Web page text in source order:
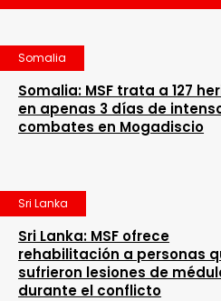
Somalia
Somalia: MSF trata a 127
en apenas 3 días de
combates en Mogadiscio
Sri Lanka
Sri Lanka: MSF ofrece
rehabilitación a personas
sufrieron lesiones de
durante el conflicto